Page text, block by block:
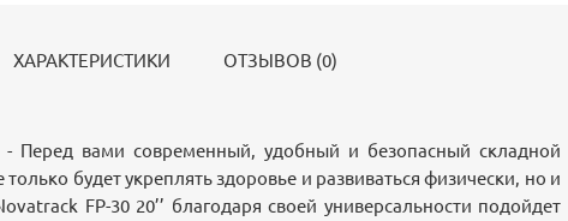
ХАРАКТЕРИСТИКИ ОТЗЫВОВ (0)
- Перед вами cовременный, удобный и безопасный складной
будет укреплять здоровье и развиваться физически, но и
FP-30 20’’ благодаря своей универсальности подойдет